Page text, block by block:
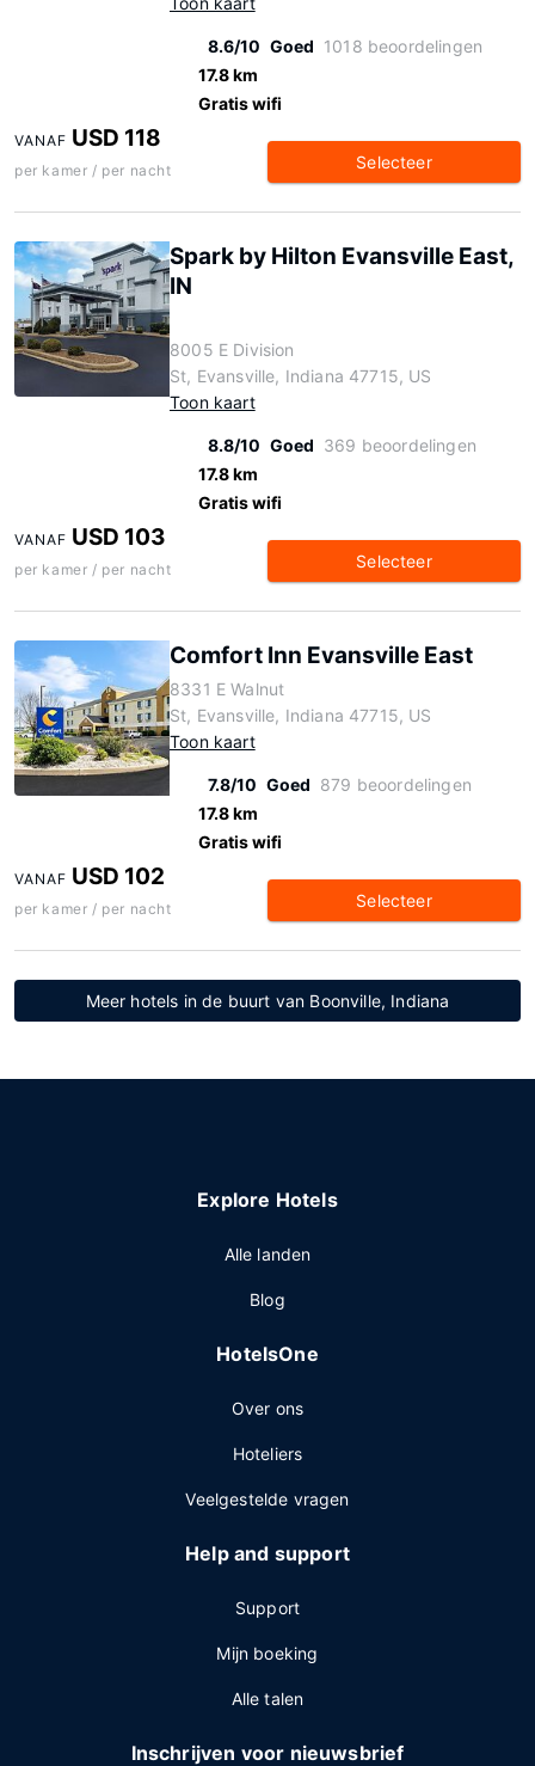
8.6/10 Goed 1018 beoordelingen
17.8 km
Gratis wifi
VANAF USD 118
per kamer / per nacht Selecteer
Spark by Hilton Evansville East,
IN
8005 E Division
St, Evansville, Indiana 47715, US
Toon kaart
8.8/10 Goed 369 beoordelingen
17.8 km
Gratis wifi
VANAF USD 103
per kamer / per nacht Selecteer
Comfort Inn Evansville East
8331 E Walnut
St, Evansville, Indiana 47715, US
Toon kaart
7.8/10 Goed 879 beoordelingen
17.8 km
Gratis wifi
VANAF USD 102
per kamer / per nacht Selecteer
Meer hotels in de buurt van Boonville, Indiana
Explore Hotels
Alle landen
Blog
HotelsOne
Over ons
Hoteliers
Veelgestelde vragen
Help and support
Support
Mijn boeking
Alle talen
Inschrijven voor nieuwsbrief